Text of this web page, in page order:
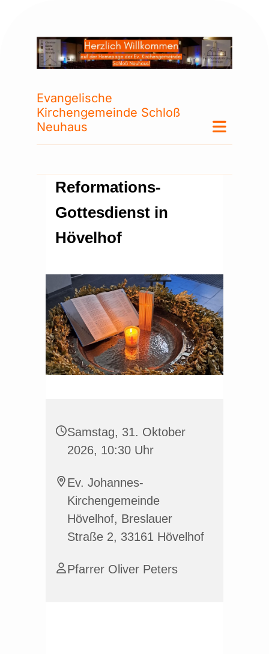
Evangelische
Kirchengemeinde Schloß
Neuhaus
Reformations-
Gottesdienst in
Hövelhof
Samstag, 31. Oktober
2026, 10:30 Uhr
Ev. Johannes-
Kirchengemeinde
Hövelhof, Breslauer
Straße 2, 33161 Hövelhof
Pfarrer Oliver Peters